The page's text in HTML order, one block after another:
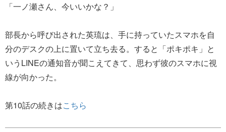
「一ノ瀬さん、今いいかな？」
部長から呼び出された英琉は、手に持っていたスマホを自
分のデスクの上に置いて立ち去る。すると「ポキポキ」と
いうLINEの通知音が聞こえてきて、思わず彼のスマホに視
線が向かった。
第10話の続きはこちら